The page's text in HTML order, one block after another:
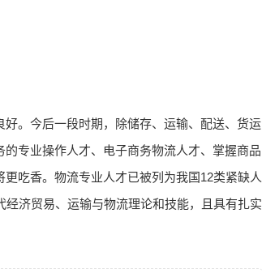
。今后一段时期，除储存、运输、配送、货运
专业操作人才、电子商务物流人才、掌握商品
吃香。物流专业人才已被列为我国12类紧缺人
济贸易、运输与物流理论和技能，且具有扎实